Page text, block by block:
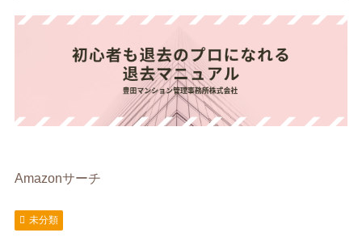
Amazonサーチ
未分類